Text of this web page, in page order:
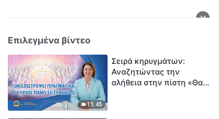
Επιλεγμένα βίντεο
15:45
Σειρά κηρυγμάτων:
Αναζητώντας την
αλήθεια στην πίστη «Θα